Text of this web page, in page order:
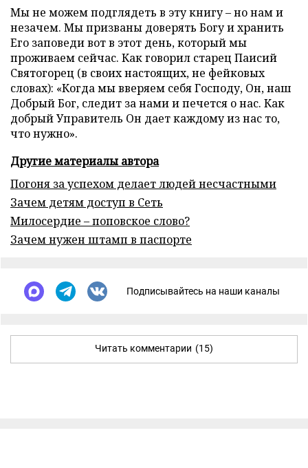
Мы не можем подглядеть в эту книгу – но нам и
незачем. Мы призваны доверять Богу и хранить
Его заповеди вот в этот день, который мы
проживаем сейчас. Как говорил старец Паисий
Святогорец (в своих настоящих, не фейковых
словах): «Когда мы вверяем себя Господу, Он, наш
Добрый Бог, следит за нами и печется о нас. Как
добрый Управитель Он дает каждому из нас то,
что нужно».
Другие материалы автора
Погоня за успехом делает людей несчастными
Зачем детям доступ в Сеть
Милосердие – поповское слово?
Зачем нужен штамп в паспорте
Подписывайтесь на наши каналы
Читать комментарии (15)